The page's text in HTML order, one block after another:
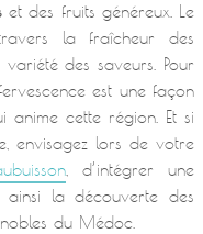
et des fruits généreux. Le
la fraîcheur des
des saveurs. Pour
est une façon
anime cette région. Et si
envisagez lors de votre
, d’intégrer une
la découverte des
du Médoc.